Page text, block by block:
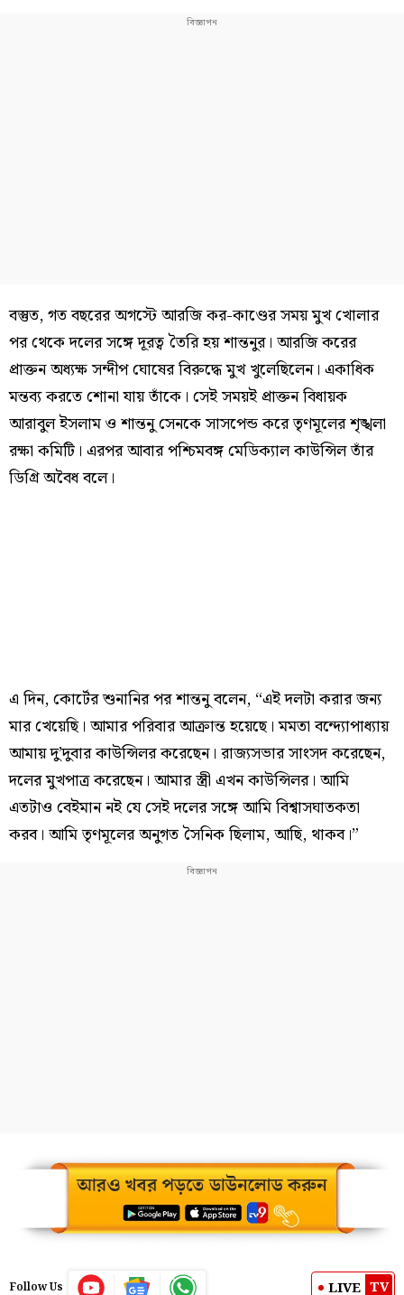
বস্তুত, গত বছরের অগস্টে আরজি কর-কাণ্ডের সময় মুখ খোলার
পর থেকে দলের সঙ্গে দূরত্ব তৈরি হয় শান্তনুর। আরজি করের
প্রাক্তন অধ্যক্ষ সন্দীপ ঘোষের বিরুদ্ধে মুখ খুলেছিলেন। একাধিক
মন্তব্য করতে শোনা যায় তাঁকে। সেই সময়ই প্রাক্তন বিধায়ক
আরাবুল ইসলাম ও শান্তনু সেনকে সাসপেন্ড করে তৃণমূলের শৃঙ্খলা
রক্ষা কমিটি। এরপর আবার পশ্চিমবঙ্গ মেডিক্যাল কাউন্সিল তাঁর
ডিগ্রি অবৈধ বলে।
এ দিন, কোর্টের শুনানির পর শান্তনু বলেন, “এই দলটা করার জন্য
মার খেয়েছি। আমার পরিবার আক্রান্ত হয়েছে। মমতা বন্দ্যোপাধ্যায়
আমায় দু’দুবার কাউন্সিলর করেছেন। রাজ্যসভার সাংসদ করেছেন,
দলের মুখপাত্র করেছেন। আমার স্ত্রী এখন কাউন্সিলর। আমি
এতটাও বেইমান নই যে সেই দলের সঙ্গে আমি বিশ্বাসঘাতকতা
করব। আমি তৃণমূলের অনুগত সৈনিক ছিলাম, আছি, থাকব।”
Follow Us LIVE TV